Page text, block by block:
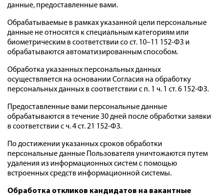
данные, предоставленные вами.
Обрабатываемые в рамках указанной цели персональные
данные не относятся к специальным категориям или
биометрическим в соответствии со ст. 10–11 152-ФЗ и
обрабатываются автоматизированным способом.
Обработка указанных персональных данных
осуществляется на основании Согласия на обработку
персональных данных в соответствии с п. 1 ч. 1 ст. 6 152-ФЗ.
Предоставленные вами персональные данные
обрабатываются в течение 30 дней после обработки заявки
в соответствии с ч. 4 ст. 21 152-ФЗ.
По достижении указанных сроков обработки
персональные данные Пользователя уничтожаются путем
удаления из информационных систем с помощью
встроенных средств информационной системы.
Обработка откликов кандидатов на вакантные